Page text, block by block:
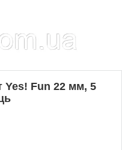
Yes! Fun 22 мм, 5